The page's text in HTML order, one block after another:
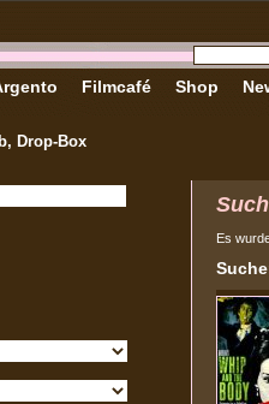
Drop-Box
Filmcafé Shop
Es